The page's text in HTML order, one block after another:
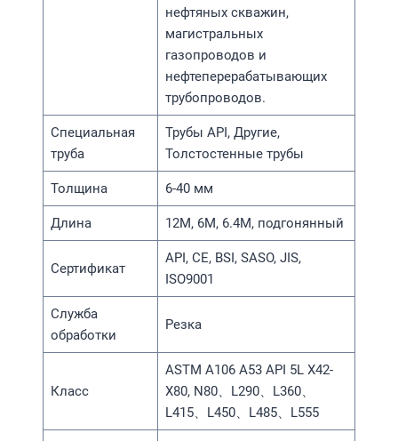
нефтяных скважин,
магистральных
газопроводов и
нефтеперерабатывающих
трубопроводов.
Специальная
труба
Трубы API, Другие,
Толстостенные трубы
Толщина 6-40 мм
Длина 12M, 6M, 6.4M, подгонянный
Сертификат
API, CE, BSI, SASO, JIS,
ISO9001
Служба
обработки
Резка
Класс
ASTM A106 A53 API 5L X42-
X80, N80、L290、L360、
L415、L450、L485、L555